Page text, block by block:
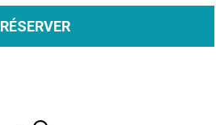
RÉSERVER